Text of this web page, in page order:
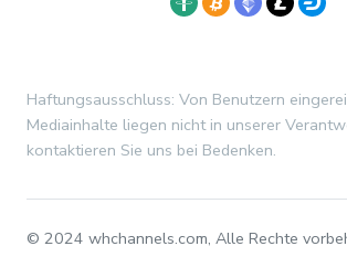
Haftungsausschluss: Von Benutzern
Mediainhalte liegen nicht in unserer
kontaktieren Sie uns bei Bedenken.
© 2024 whchannels.com, Alle Rechte